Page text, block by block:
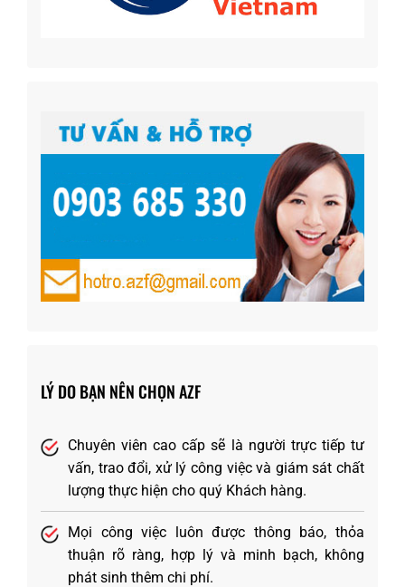
LÝ DO BẠN NÊN CHỌN AZF
Chuyên viên cao cấp sẽ là người trực tiếp tư
vấn, trao đổi, xử lý công việc và giám sát chất
lượng thực hiện cho quý Khách hàng.
Mọi công việc luôn được thông báo, thỏa
thuận rõ ràng, hợp lý và minh bạch, không
phát sinh thêm chi phí.